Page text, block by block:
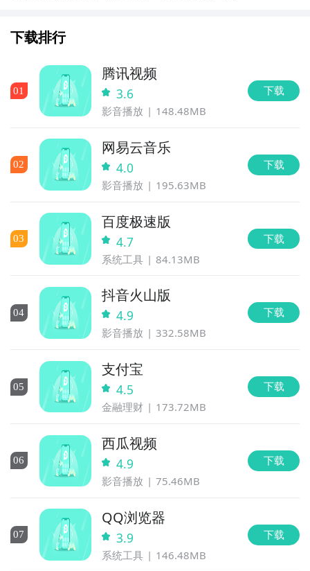
下载排行
01
腾讯视频
3.6
影音播放 148.48MB
下载
02
网易云音乐
4.0
影音播放 195.63MB
下载
03
百度极速版
4.7
系统工具 84.13MB
下载
04
抖音火山版
4.9
影音播放 332.58MB
下载
05
支付宝
4.5
金融理财 173.72MB
下载
06
西瓜视频
4.9
影音播放 75.46MB
下载
07
QQ浏览器
3.9
系统工具 146.48MB
下载